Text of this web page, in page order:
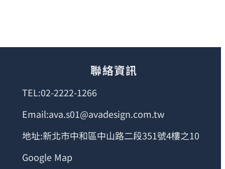
聯絡資訊
TEL:02-2222-1266
Email:ava.s01@avadesign.com.tw
地址:新北市中和區中山路二段351號4樓之10
Google Map